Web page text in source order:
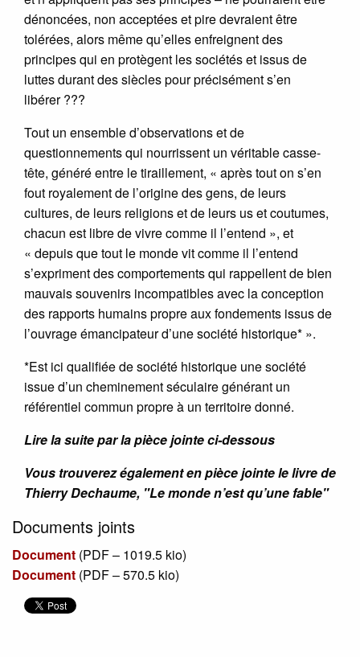
dénoncées, non acceptées et pire devraient être
tolérées, alors même qu’elles enfreignent des
principes qui en protègent les sociétés et issus de
luttes durant des siècles pour précisément s’en
libérer ???
Tout un ensemble d’observations et de
questionnements qui nourrissent un véritable casse-
tête, généré entre le tiraillement, « après tout on s’en
fout royalement de l’origine des gens, de leurs
cultures, de leurs religions et de leurs us et coutumes,
chacun est libre de vivre comme il l’entend », et
« depuis que tout le monde vit comme il l’entend
s’expriment des comportements qui rappellent de bien
mauvais souvenirs incompatibles avec la conception
des rapports humains propre aux fondements issus de
l’ouvrage émancipateur d’une société historique* ».
*Est ici qualifiée de société historique une société
issue d’un cheminement séculaire générant un
référentiel commun propre à un territoire donné.
Lire la suite par la pièce jointe ci-dessous
Vous trouverez également en pièce jointe le livre de
Thierry Dechaume, "Le monde n’est qu’une fable"
Documents joints
Document (PDF – 1019.5 kio)
Document (PDF – 570.5 kio)